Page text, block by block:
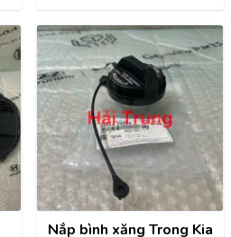
Nắp bình xăng Trong Kia